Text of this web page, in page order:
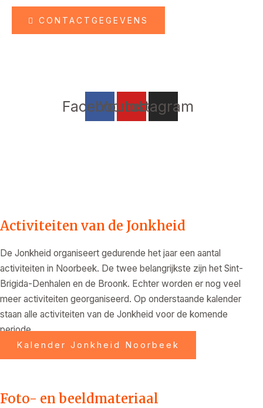
CONTACTGEGEVENS
Facebook
Youtube
Instagram
Activiteiten van de Jonkheid
De Jonkheid organiseert gedurende het jaar een aantal
activiteiten in Noorbeek. De twee belangrijkste zijn het Sint-
Brigida-Denhalen en de Broonk. Echter worden er nog veel
meer activiteiten georganiseerd. Op onderstaande kalender
staan alle activiteiten van de Jonkheid voor de komende
periode.
Kalender Jonkheid Noorbeek
Foto- en beeldmateriaal